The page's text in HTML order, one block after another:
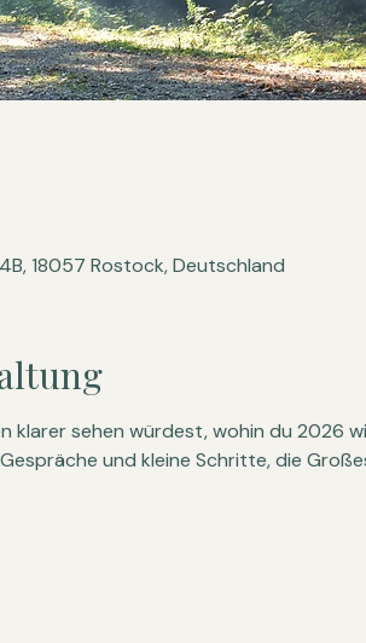
18057 Rostock, Deutschland
klarer sehen würdest, wohin du 2026
und kleine Schritte, die